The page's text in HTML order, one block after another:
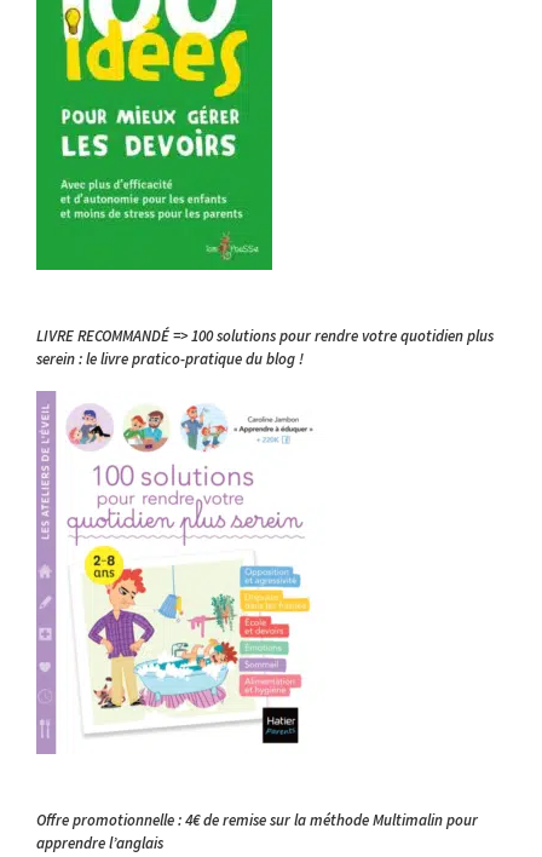
LIVRE RECOMMANDÉ => 100 solutions pour rendre votre quotidien plus
serein : le livre pratico-pratique du blog !
Offre promotionnelle : 4€ de remise sur la méthode Multimalin pour
apprendre l’anglais